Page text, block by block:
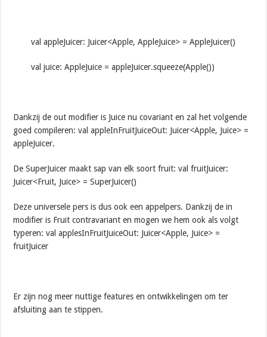
val appleJuicer: Juicer<Apple, AppleJuice> = AppleJuicer()
val juice: AppleJuice = appleJuicer.squeeze(Apple())
Dankzij de out modifier is Juice nu covariant en zal het volgende
goed compileren: val appleInFruitJuiceOut: Juicer<Apple, Juice> =
appleJuicer.
De SuperJuicer maakt sap van elk soort fruit: val fruitJuicer:
Juicer<Fruit, Juice> = SuperJuicer()
Deze universele pers is dus ook een appelpers. Dankzij de in
modifier is Fruit contravariant en mogen we hem ook als volgt
typeren: val applesInFruitJuiceOut: Juicer<Apple, Juice> =
fruitJuicer
Er zijn nog meer nuttige features en ontwikkelingen om ter
afsluiting aan te stippen.